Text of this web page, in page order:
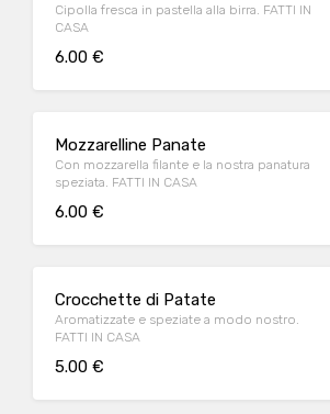
Cipolla fresca in pastella alla birra. FATTI IN
CASA
6.00 €
Mozzarelline Panate
Con mozzarella filante e la nostra panatura
speziata. FATTI IN CASA
6.00 €
Crocchette di Patate
Aromatizzate e speziate a modo nostro.
FATTI IN CASA
5.00 €